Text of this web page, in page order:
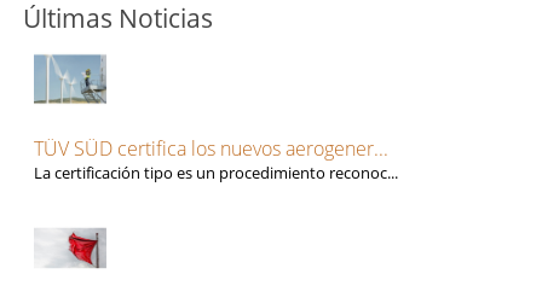
Últimas Noticias
TÜV SÜD certifica los nuevos aerogener...
La certificación tipo es un procedimiento reconoc...